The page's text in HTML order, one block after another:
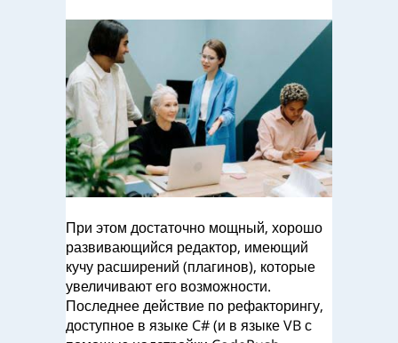
При этом достаточно мощный, хорошо
развивающийся редактор, имеющий
кучу расширений (плагинов), которые
увеличивают его возможности.
Последнее действие по рефакторингу,
доступное в языке C# (и в языке VB с